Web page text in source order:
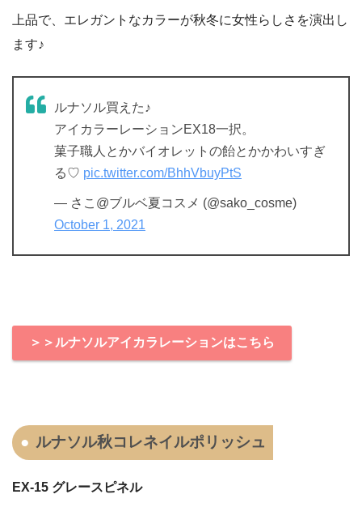
上品で、エレガントなカラーが秋冬に女性らしさを演出し
ます♪
ルナソル買えた♪
アイカラーレーションEX18一択。
菓子職人とかバイオレットの飴とかかわいすぎ
る♡ pic.twitter.com/BhhVbuyPtS
— さこ@ブルベ夏コスメ (@sako_cosme)
October 1, 2021
＞＞ルナソルアイカラレーションはこちら
ルナソル秋コレネイルポリッシュ
EX-15 グレースピネル